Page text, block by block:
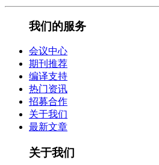
我们的服务
会议中心
期刊推荐
编译支持
热门资讯
招募合作
关于我们
最新文章
关于我们